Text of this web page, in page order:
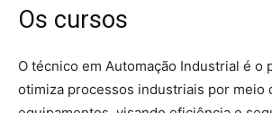
Os cursos
O técnico em Automação Industrial é o
otimiza processos industriais por meio